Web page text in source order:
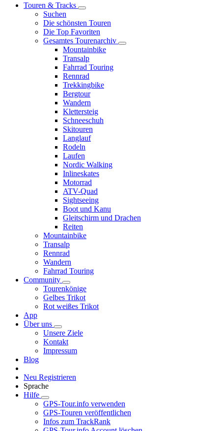
Touren & Tracks
Suchen
Die schönsten Touren
Die Top Favoriten
Gesamtes Tourenarchiv
Mountainbike
Transalp
Fahrrad Touring
Rennrad
Trekkingbike
Bergtour
Wandern
Klettersteig
Schneeschuh
Skitouren
Langlauf
Rodeln
Laufen
Nordic Walking
Inlineskates
Motorrad
ATV-Quad
Sightseeing
Boot und Kanu
Gleitschirm und Drachen
Reiten
Mountainbike
Transalp
Rennrad
Wandern
Fahrrad Touring
Community
Tourenkönige
Gelbes Trikot
Rot weißes Trikot
App
Über uns
Unsere Ziele
Kontakt
Impressum
Blog
Neu Registrieren
Sprache
Hilfe
GPS-Tour.info verwenden
GPS-Touren veröffentlichen
Infos zum TrackRank